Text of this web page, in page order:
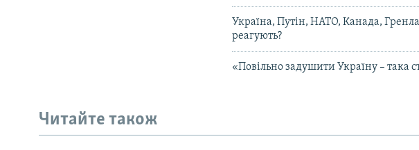
Україна, Путін, НАТО, Канада,
реагують?
«Повільно задушити Україну – така
Читайте також